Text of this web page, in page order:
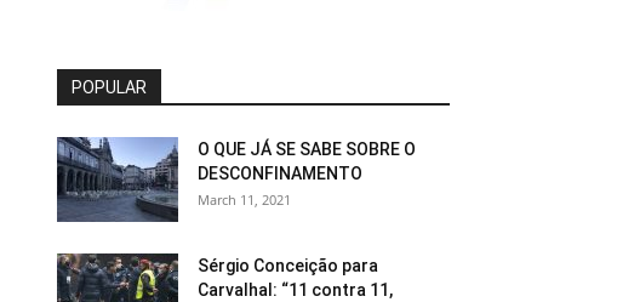
POPULAR
O QUE JÁ SE SABE SOBRE O
DESCONFINAMENTO
March 11, 2021
Sérgio Conceição para
Carvalhal: “11 contra 11,